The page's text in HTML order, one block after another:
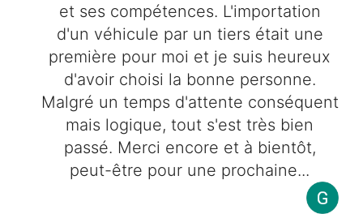
et ses compétences. L'importation
d'un véhicule par un tiers était une
première pour moi et je suis heureux
d'avoir choisi la bonne personne.
Malgré un temps d'attente conséquent
mais logique, tout s'est très bien
passé. Merci encore et à bientôt,
peut-être pour une prochaine...